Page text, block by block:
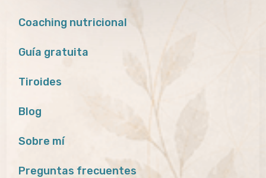
Coaching nutricional
Guía gratuita
Tiroides
Blog
Sobre mí
Preguntas frecuentes